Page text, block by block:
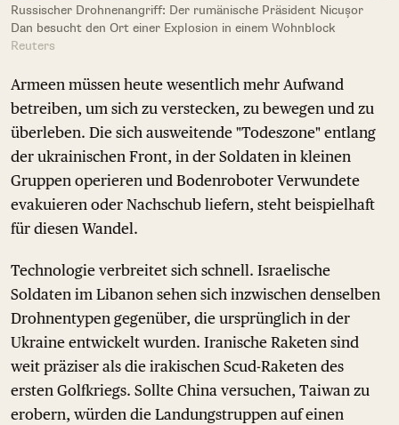
Russischer Drohnenangriff: Der rumänische Präsident Nicușor
Dan besucht den Ort einer Explosion in einem Wohnblock
Reuters
Armeen müssen heute wesentlich mehr Aufwand
betreiben, um sich zu verstecken, zu bewegen und zu
überleben. Die sich ausweitende "Todeszone" entlang
der ukrainischen Front, in der Soldaten in kleinen
Gruppen operieren und Bodenroboter Verwundete
evakuieren oder Nachschub liefern, steht beispielhaft
für diesen Wandel.
Technologie verbreitet sich schnell. Israelische
Soldaten im Libanon sehen sich inzwischen denselben
Drohnentypen gegenüber, die ursprünglich in der
Ukraine entwickelt wurden. Iranische Raketen sind
weit präziser als die irakischen Scud-Raketen des
ersten Golfkriegs. Sollte China versuchen, Taiwan zu
erobern, würden die Landungstruppen auf einen